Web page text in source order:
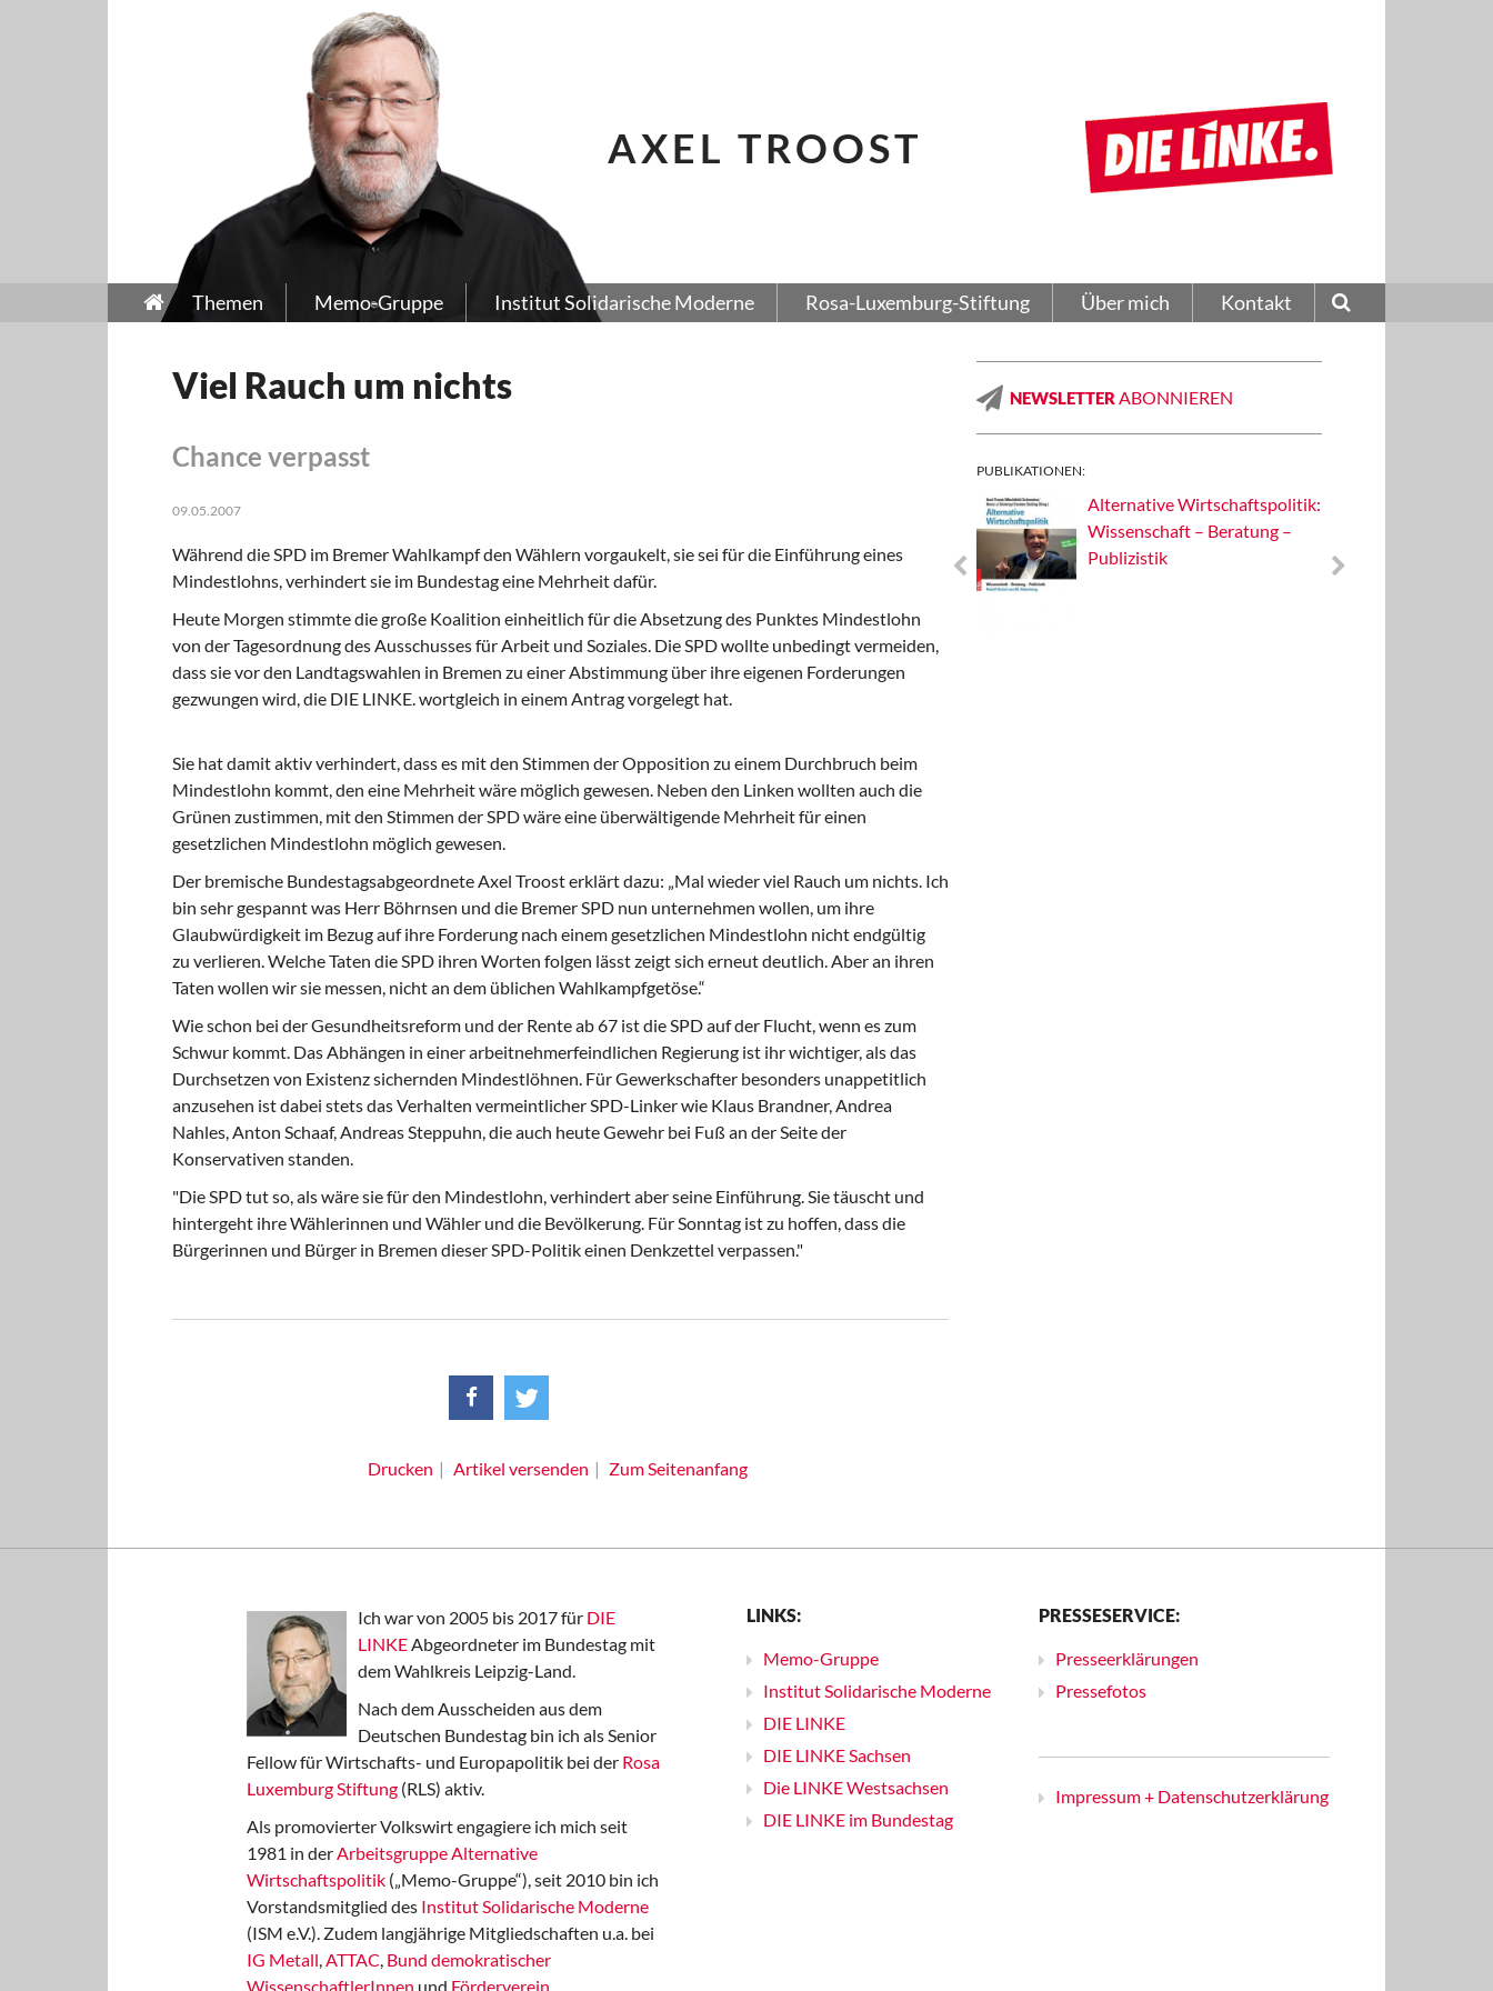
AXEL TROOST
Themen Memo-Gruppe Institut Solidarische Moderne Rosa-Luxemburg-Stiftung Über mich Kontakt
Viel Rauch um nichts
Chance verpasst
09.05.2007
Während die SPD im Bremer Wahlkampf den Wählern vorgaukelt, sie sei für die Einführung eines
Mindestlohns, verhindert sie im Bundestag eine Mehrheit dafür.
Heute Morgen stimmte die große Koalition einheitlich für die Absetzung des Punktes Mindestlohn
von der Tagesordnung des Ausschusses für Arbeit und Soziales. Die SPD wollte unbedingt vermeiden,
dass sie vor den Landtagswahlen in Bremen zu einer Abstimmung über ihre eigenen Forderungen
gezwungen wird, die DIE LINKE. wortgleich in einem Antrag vorgelegt hat.
Sie hat damit aktiv verhindert, dass es mit den Stimmen der Opposition zu einem Durchbruch beim
Mindestlohn kommt, den eine Mehrheit wäre möglich gewesen. Neben den Linken wollten auch die
Grünen zustimmen, mit den Stimmen der SPD wäre eine überwältigende Mehrheit für einen
gesetzlichen Mindestlohn möglich gewesen.
Der bremische Bundestagsabgeordnete Axel Troost erklärt dazu: „Mal wieder viel Rauch um nichts. Ich
bin sehr gespannt was Herr Böhrnsen und die Bremer SPD nun unternehmen wollen, um ihre
Glaubwürdigkeit im Bezug auf ihre Forderung nach einem gesetzlichen Mindestlohn nicht endgültig
zu verlieren. Welche Taten die SPD ihren Worten folgen lässt zeigt sich erneut deutlich. Aber an ihren
Taten wollen wir sie messen, nicht an dem üblichen Wahlkampfgetöse.“
Wie schon bei der Gesundheitsreform und der Rente ab 67 ist die SPD auf der Flucht, wenn es zum
Schwur kommt. Das Abhängen in einer arbeitnehmerfeindlichen Regierung ist ihr wichtiger, als das
Durchsetzen von Existenz sichernden Mindestlöhnen. Für Gewerkschafter besonders unappetitlich
anzusehen ist dabei stets das Verhalten vermeintlicher SPD-Linker wie Klaus Brandner, Andrea
Nahles, Anton Schaaf, Andreas Steppuhn, die auch heute Gewehr bei Fuß an der Seite der
Konservativen standen.
"Die SPD tut so, als wäre sie für den Mindestlohn, verhindert aber seine Einführung. Sie täuscht und
hintergeht ihre Wählerinnen und Wähler und die Bevölkerung. Für Sonntag ist zu hoffen, dass die
Bürgerinnen und Bürger in Bremen dieser SPD-Politik einen Denkzettel verpassen."
Drucken Artikel versenden Zum Seitenanfang
NEWSLETTER ABONNIEREN
PUBLIKATIONEN:
zum russischen Angriffskrieg
vorgestellt worden.
Alternative Wirtschaftspolitik:
Wissenschaft – Beratung –
Publizistik
Ich war von 2005 bis 2017 für DIE
LINKEAbgeordneter im Bundestag mit
dem Wahlkreis Leipzig-Land.
Nach dem Ausscheiden aus dem
Deutschen Bundestag bin ich als Senior
Fellow für Wirtschafts- und Europapolitik bei der Rosa
Luxemburg Stiftung (RLS) aktiv.
Als promovierter Volkswirt engagiere ich mich seit
1981 in derArbeitsgruppe Alternative
Wirtschaftspolitik („Memo-Gruppe“), seit 2010 bin ich
Vorstandsmitglied des Institut Solidarische Moderne
(ISM e.V.). Zudem langjährige Mitgliedschaften u.a. bei
IG Metall,ATTAC, Bund demokratischer
WissenschaftlerInnen und Förderverein
LINKS:
Memo-Gruppe
Institut Solidarische Moderne
DIE LINKE
DIE LINKE Sachsen
Die LINKE Westsachsen
DIE LINKE im Bundestag
PRESSESERVICE:
Presseerklärungen
Pressefotos
Impressum + Datenschutzerklärung